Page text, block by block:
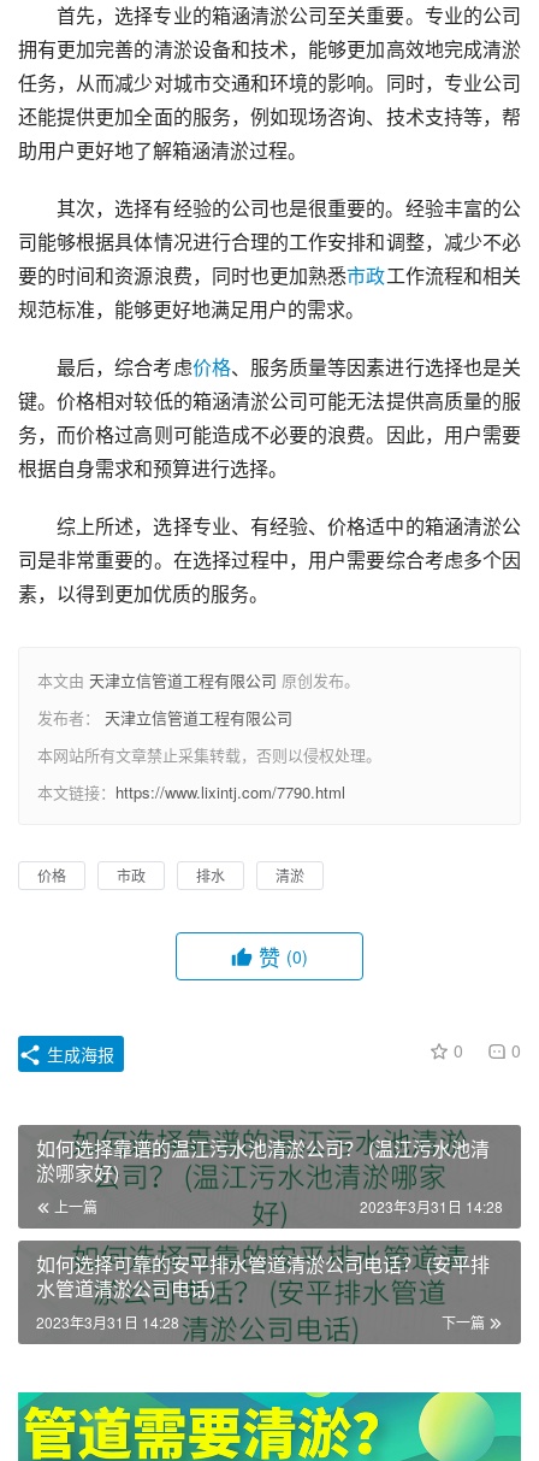
首先，选择专业的箱涵清淤公司至关重要。专业的公司
拥有更加完善的清淤设备和技术，能够更加高效地完成清淤
任务，从而减少对城市交通和环境的影响。同时，专业公司
还能提供更加全面的服务，例如现场咨询、技术支持等，帮
助用户更好地了解箱涵清淤过程。
其次，选择有经验的公司也是很重要的。经验丰富的公
司能够根据具体情况进行合理的工作安排和调整，减少不必
要的时间和资源浪费，同时也更加熟悉市政工作流程和相关
规范标准，能够更好地满足用户的需求。
最后，综合考虑价格、服务质量等因素进行选择也是关
键。价格相对较低的箱涵清淤公司可能无法提供高质量的服
务，而价格过高则可能造成不必要的浪费。因此，用户需要
根据自身需求和预算进行选择。
综上所述，选择专业、有经验、价格适中的箱涵清淤公
司是非常重要的。在选择过程中，用户需要综合考虑多个因
素，以得到更加优质的服务。
本文由 天津立信管道工程有限公司 原创发布。
发布者： 天津立信管道工程有限公司
本网站所有文章禁止采集转载，否则以侵权处理。
本文链接： https://www.lixintj.com/7790.html
价格 市政 排水 清淤
赞 (0)
0 0
生成海报
如何选择靠谱的温江污水池清淤公司？ (温江污水池清
淤哪家好)
上一篇 2023年3月31日 14:28
如何选择可靠的安平排水管道清淤公司电话？ (安平排
水管道清淤公司电话)
下一篇
2023年3月31日 14:28